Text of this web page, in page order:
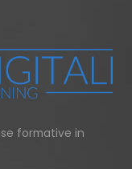
formative in